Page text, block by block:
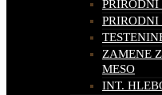
ZAMENE
MESO
INT.